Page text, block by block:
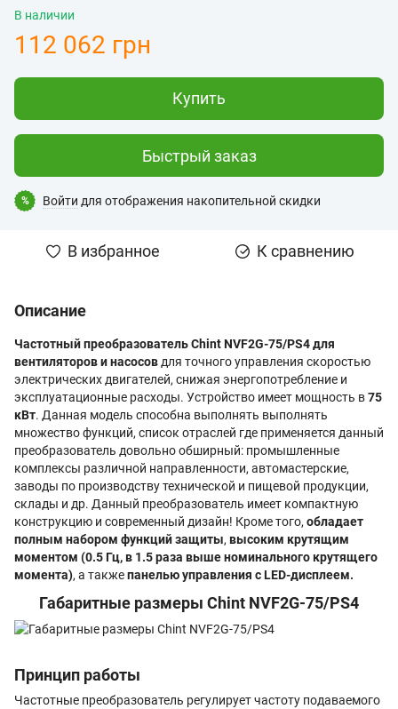
В наличии
112 062 грн
Купить
Быстрый заказ
% Войти для отображения накопительной скидки
В избранное К сравнению
Описание
Частотный преобразователь Chint NVF2G-75/PS4 для
вентиляторов и насосов для точного управления скоростью
электрических двигателей, снижая энергопотребление и
эксплуатационные расходы. Устройство имеет мощность в75
кВт. Данная модель способна выполнять выполнять
множество функций, список отраслей где применяется данный
преобразователь довольно обширный: промышленные
комплексы различной направленности, автомастерские,
заводы по производству технической и пищевой продукции,
склады и др. Данный преобразователь имеет компактную
конструкцию и современный дизайн! Кроме того, обладает
полным набором функций защиты, высоким крутящим
моментом (0.5 Гц, в 1.5 раза выше номинального крутящего
момента), а такжепанелью управления с LED-дисплеем.
Габаритные размеры Chint NVF2G-75/PS4
Принцип работы
Частотные преобразователь регулирует частоту подаваемого